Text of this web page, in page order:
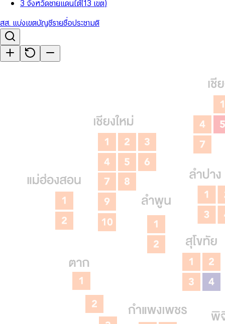
3 จังหวัดชายแดนใต้(13 เขต)
สส. แบ่งเขตบัญชีรายชื่อประชามติ